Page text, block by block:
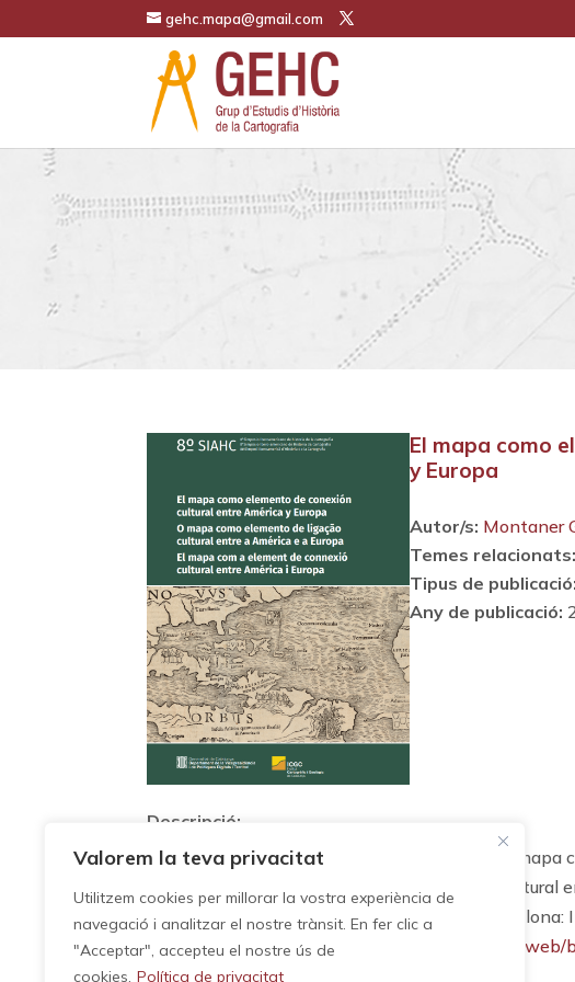
Valorem la teva privacitat
Utilitzem cookies per millorar la vostra experiència de
navegació i analitzar el nostre trànsit. En fer clic a
"Acceptar", accepteu el nostre ús de
cookies. Política de privacitat
gehc.mapa@gmail.com
El mapa como
y Europa
Autor/s: Montaner
Temes relacionats:
Tipus de publicació:
Any de publicació:
Descripció:
MONTANER, Carme; LOIS, Carla (editoras): El
Europa / O mapa como elemento de ligaçao
connexió cultural entre Amèrica i Europa.
ps://datacloud.icgc.cat/datacloud/descarregues-